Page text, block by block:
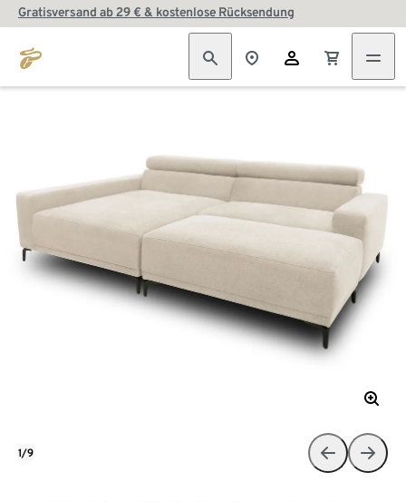
Gratisversand ab 29 € & kostenlose Rücksendung
1/9